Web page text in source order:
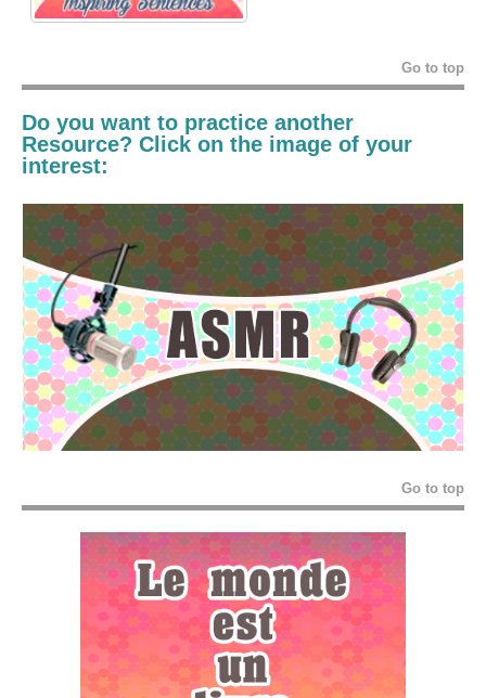
Go to top
Do you want to practice another
Resource? Click on the image of your
interest:
Go to top